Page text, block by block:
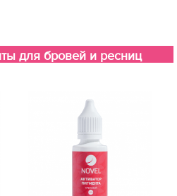
для бровей и ресниц